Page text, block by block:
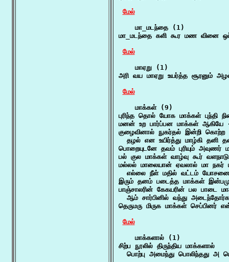
மேல்
    மா_மடந்தை (1)
மா_மடந்தை களி கூர மண வினை
மேல்
    மாஏறு (1)
அரி வய மாஏறு உயர்த்த சூரனும்
மேல்
    மாக்கள் (9)
புரிந்த தொல் யோக மாக்கள் புந்தி
மனன் உற பார்ப்பன மாக்கள் ஆகியே
குழைவினால் நுகர்தல் இன்றி கொற்ற
தழல் என உயிர்த்து மாழ்கி தனி
பொறையுடனே தவம் புரியும் அவுணர்
பல் குல மாக்கள் வாழ்வு கூர்
மல்லல் மாலையான் ஏவலால் மா நகர்
எல்லை நீள் மதில் வட்டம் யோசனை
இரும் தனம் படைத்த மாக்கள்
பாஞ்சாலரின் கேகயரின் பல பாடை
ஆம் சார்பினில் வந்து
தெருமரு மிருக மாக்கள்
மேல்
    மாக்களால் (1)
சிற்ப நூலில் திருந்திய மாக்களால்
பொற்பு அமைந்து பொலிந்தது அ